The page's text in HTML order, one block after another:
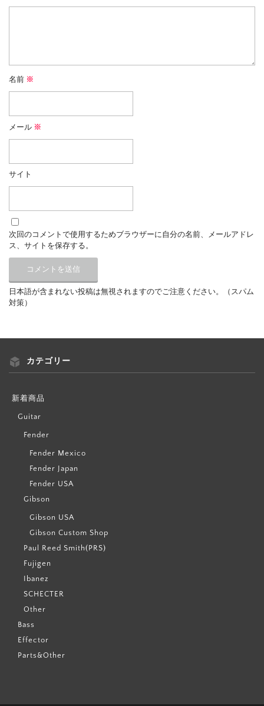
名前 ※
メール ※
サイト
次回のコメントで使用するためブラウザーに自分の名前、メールアドレ
ス、サイトを保存する。
日本語が含まれない投稿は無視されますのでご注意ください。（スパム
対策）
カテゴリー
新着商品
Guitar
Fender
Fender Mexico
Fender Japan
Fender USA
Gibson
Gibson USA
Gibson Custom Shop
Paul Reed Smith(PRS)
Fujigen
Ibanez
SCHECTER
Other
Bass
Effector
Parts&Other